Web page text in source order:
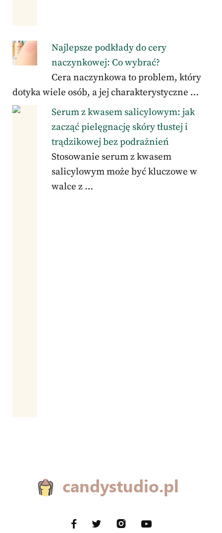
Najlepsze podkłady do cery
naczynkowej: Co wybrać?
Cera naczynkowa to problem, który
dotyka wiele osób, a jej charakterystyczne …
Serum z kwasem salicylowym: jak
zacząć pielęgnację skóry tłustej i
trądzikowej bez podrażnień
Stosowanie serum z kwasem
salicylowym może być kluczowe w
walce z …